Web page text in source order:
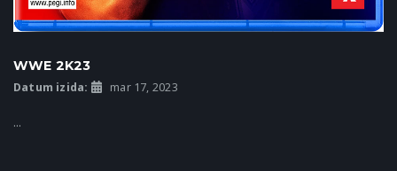
WWE 2K23
Datum izida: mar 17, 2023
...